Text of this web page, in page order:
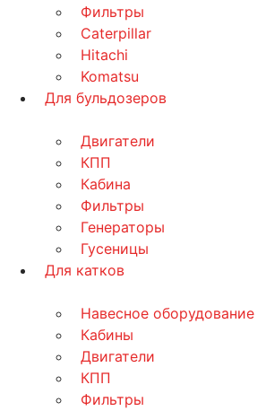
Фильтры
Caterpillar
Hitachi
Komatsu
Для бульдозеров
Двигатели
КПП
Кабина
Фильтры
Генераторы
Гусеницы
Для катков
Навесное оборудование
Кабины
Двигатели
КПП
Фильтры